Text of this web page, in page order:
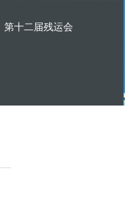
第十二届残运会